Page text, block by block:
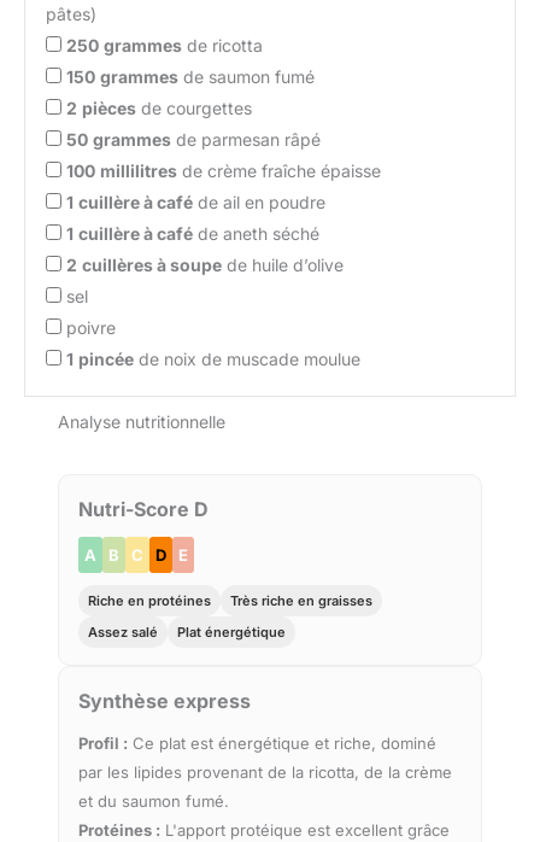
pâtes)
250 grammes de ricotta
150 grammes de saumon fumé
2 pièces de courgettes
50 grammes de parmesan râpé
100 millilitres de crème fraîche épaisse
1 cuillère à café de ail en poudre
1 cuillère à café de aneth séché
2 cuillères à soupe de huile d’olive
sel
poivre
1 pincée de noix de muscade moulue
Analyse nutritionnelle
Nutri-Score D
A B C D E
Riche en protéines
Très riche en graisses
Assez salé
Plat énergétique
Synthèse express
Profil : Ce plat est énergétique et riche, dominé
par les lipides provenant de la ricotta, de la crème
et du saumon fumé.
Protéines : L'apport protéique est excellent grâce